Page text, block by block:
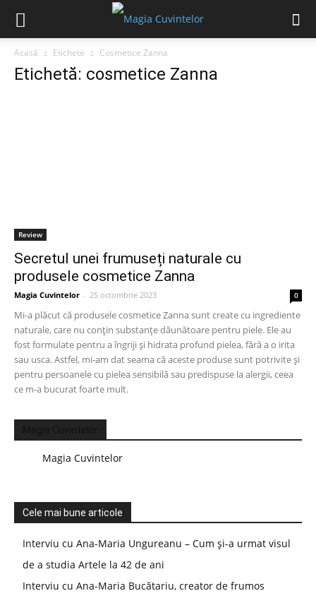
Acasă Etichete Cosmetice Zanna
Etichetă: cosmetice Zanna
Review
Secretul unei frumuseți naturale cu
produsele cosmetice Zanna
Magia Cuvintelor - 25 octombrie 2023 0
Mi-a plăcut că produsele cosmetice Zanna sunt create cu ingrediente
naturale, care nu conțin substanțe dăunătoare pentru piele. Ele au
fost formulate pentru a îngriji și hidrata profund pielea, fără a o irita
sau usca. Astfel, mi-am dat seama că aceste produse sunt potrivite și
pentru persoanele cu pielea sensibilă sau predispuse la alergii, ceea
ce m-a bucurat foarte mult.
Magia Cuvintelor
Cele mai bune articole
Interviu cu Ana-Maria Ungureanu – Cum și-a urmat visul
de a studia Artele la 42 de ani
Interviu cu Ana-Maria Bucătariu, creator de frumos